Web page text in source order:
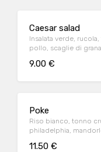
Caesar salad
Insalata verde,
pollo, scaglie di
9.00 €
Poke
Riso bianco, tonno
philadelphia,
11.50 €